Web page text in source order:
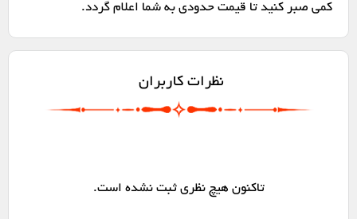
کمی صبر کنید تا قیمت حدودی به شما اعلام گردد.
نظرات کاربران
تاکنون هیچ نظری ثبت نشده است.